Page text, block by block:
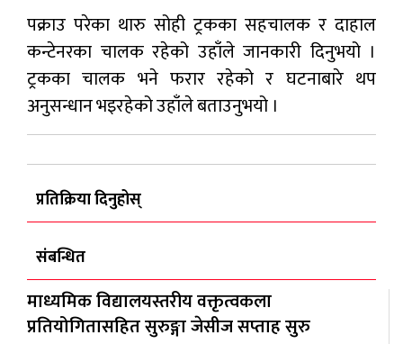
पक्राउ परेका थारु सोही ट्रकका सहचालक र दाहाल
कन्टेनरका चालक रहेको उहाँले जानकारी दिनुभयो ।
ट्रकका चालक भने फरार रहेको र घटनाबारे थप
अनुसन्धान भइरहेको उहाँले बताउनुभयो ।
प्रतिक्रिया दिनुहोस्
संबन्धित
माध्यमिक विद्यालयस्तरीय वक्तृत्वकला
प्रतियोगितासहित सुरुङ्गा जेसीज सप्ताह सुरु